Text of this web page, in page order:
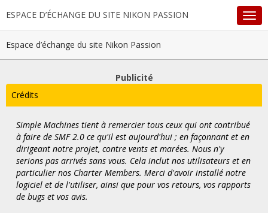
ESPACE D’ÉCHANGE DU SITE NIKON PASSION
Espace d’échange du site Nikon Passion
Publicité
Crédits
Simple Machines tient à remercier tous ceux qui ont contribué
à faire de SMF 2.0 ce qu'il est aujourd'hui ; en façonnant et en
dirigeant notre projet, contre vents et marées. Nous n'y
serions pas arrivés sans vous. Cela inclut nos utilisateurs et en
particulier nos Charter Members. Merci d'avoir installé notre
logiciel et de l'utiliser, ainsi que pour vos retours, vos rapports
de bugs et vos avis.